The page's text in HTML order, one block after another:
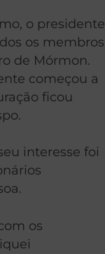
o presidente
os membros
de Mórmon.
começou a
ficou
interesse foi
os